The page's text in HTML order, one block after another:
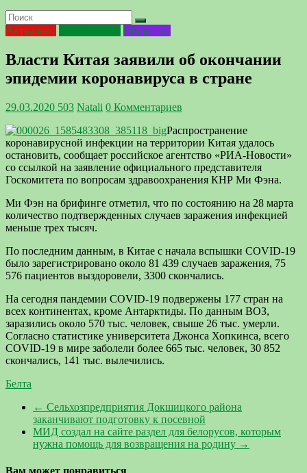
Актуально Общество
Власти Китая заявили об окончании
эпидемии коронавируса в стране
29.03.2020 503 Natali 0 Комментариев
Распространение
коронавирусной инфекции на территории Китая удалось
остановить, сообщает российское агентство «РИА-Новости»
со ссылкой на заявление официального представителя
Госкомитета по вопросам здравоохранения КНР Ми Фэна.
Ми Фэн на брифинге отметил, что по состоянию на 28 марта
количество подтвержденных случаев заражения инфекцией
меньше трех тысяч.
По последним данным, в Китае с начала вспышки COVID-19
было зарегистрировано около 81 439 случаев заражения, 75
576 пациентов выздоровели, 3300 скончались.
На сегодня пандемии COVID-19 подвержены 177 стран на
всех континентах, кроме Антарктиды. По данным ВОЗ,
заразились около 570 тыс. человек, свыше 26 тыс. умерли.
Согласно статистике университета Джонса Хопкинса, всего
COVID-19 в мире заболели более 665 тыс. человек, 30 852
скончались, 141 тыс. вылечились.
Белта
← Сельхозпредприятия Докшицкого района
заканчивают подготовку к посевной
МИД создал на сайте раздел для белорусов, которым
нужна помощь для возвращения на родину →